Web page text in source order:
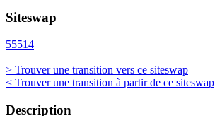
Siteswap
55514
> Trouver une transition vers ce siteswap
< Trouver une transition à partir de ce siteswap
Description